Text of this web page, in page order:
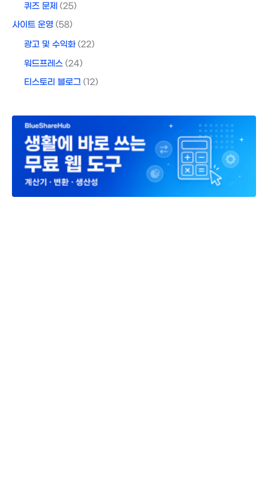
퀴즈 문제 (25)
사이트 운영 (58)
광고 및 수익화(22)
워드프레스 (24)
티스토리 블로그 (12)